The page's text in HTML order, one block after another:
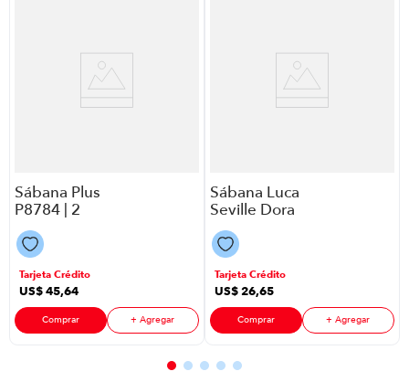
Sábana Plus
P8784 | 2
Plazas Color
Beige
Tarjeta Crédito
US$45,64
Comprar + Agregar
Sábana Luca
Seville Dora
P88594 | 3
Plazas Color
Perla
Tarjeta Crédito
US$26,65
Comprar + Agregar